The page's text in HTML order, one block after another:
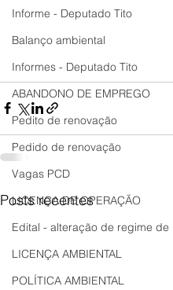
Informe - Deputado Tito
Balanço ambiental
Informes - Deputado Tito
ABANDONO DE EMPREGO
Pedito de renovação
Pedido de renovação
Vagas PCD
LICENÇA DE OPERAÇÃO
Edital - alteração de regime de
LICENÇA AMBIENTAL
POLÍTICA AMBIENTAL
Posts recentes